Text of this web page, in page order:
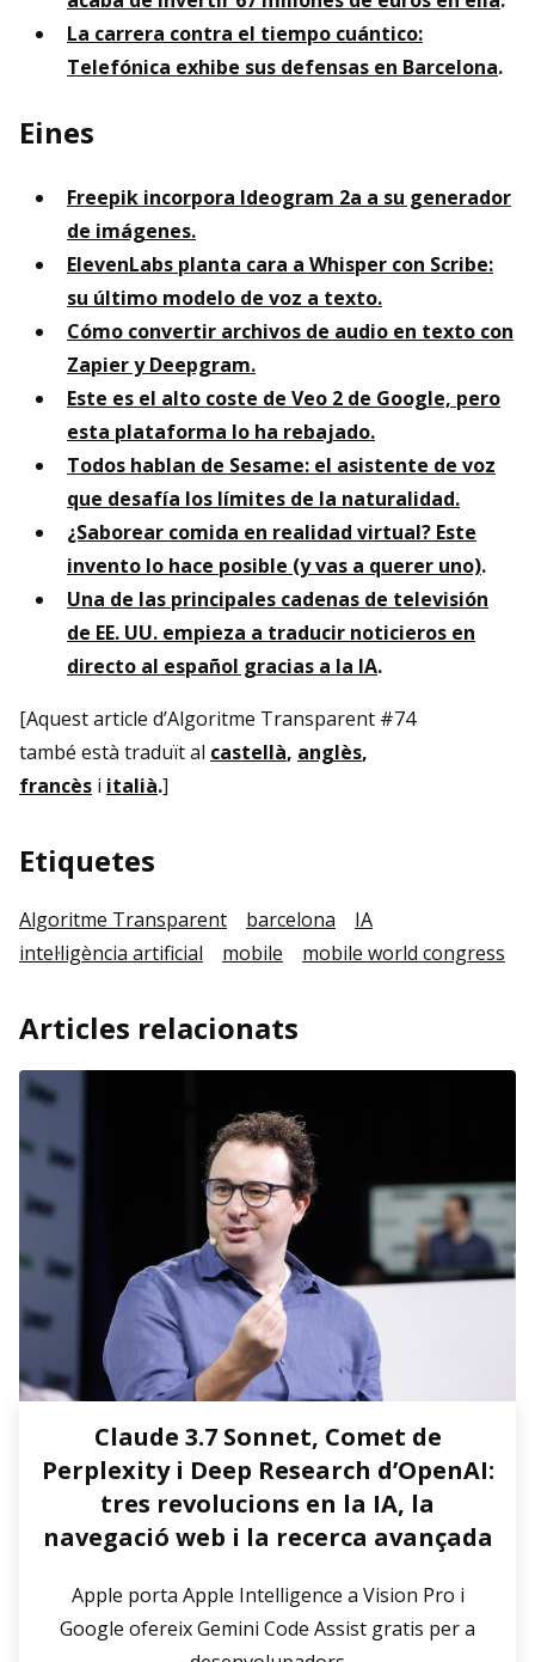
La carrera contra el tiempo cuántico:
Telefónica exhibe sus defensas en Barcelona.
Eines
Freepik incorpora Ideogram 2a a su generador
de imágenes.
ElevenLabs planta cara a Whisper con Scribe:
su último modelo de voz a texto.
Cómo convertir archivos de audio en texto con
Zapier y Deepgram.
Este es el alto coste de Veo 2 de Google, pero
esta plataforma lo ha rebajado.
Todos hablan de Sesame: el asistente de voz
que desafía los límites de la naturalidad.
¿Saborear comida en realidad virtual? Este
invento lo hace posible (y vas a querer uno).
Una de las principales cadenas de televisión
de EE. UU. empieza a traducir noticieros en
directo al español gracias a la IA.
[Aquest article d’Algoritme Transparent #74
també està traduït al castellà, anglès,
francès i italià.]
Etiquetes
Algoritme Transparent barcelona
IA
intel·ligència artificial
mobile mobile world congress
Articles relacionats
Claude 3.7 Sonnet, Comet de
Perplexity i Deep Research d’OpenAI:
tres revolucions en la IA, la
navegació web i la recerca avançada
Apple porta Apple Intelligence a Vision Pro i
Google ofereix Gemini Code Assist gratis per a